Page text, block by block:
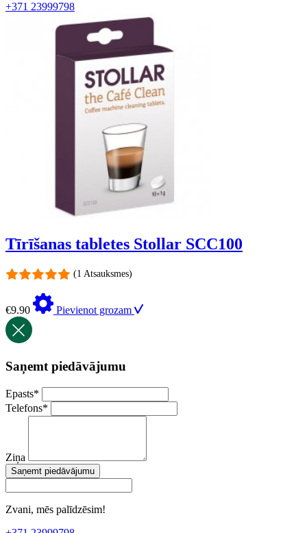
+371 23999798
Tīrīšanas tabletes Stollar SCC100
(1 Atsauksmes)
€9.90 Pievienot grozam
Saņemt piedāvājumu
Epasts*
Telefons*
Ziņa
Saņemt piedāvājumu
Zvani, mēs palīdzēsim!